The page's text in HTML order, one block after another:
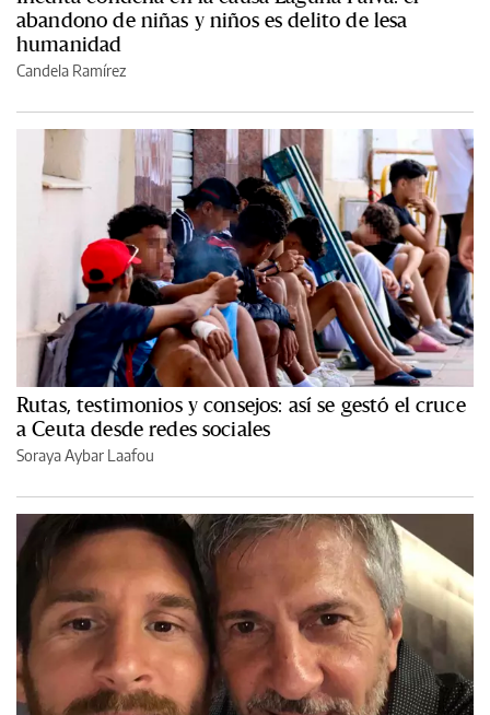
abandono de niñas y niños es delito de lesa
humanidad
Candela Ramírez
Rutas, testimonios y consejos: así se gestó el cruce
a Ceuta desde redes sociales
Soraya Aybar Laafou